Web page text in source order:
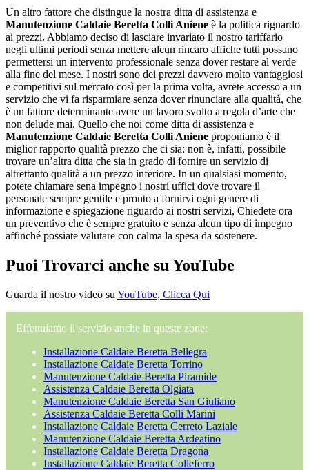
Un altro fattore che distingue la nostra ditta di assistenza e
Manutenzione Caldaie Beretta Colli Aniene è la politica riguardo
ai prezzi. Abbiamo deciso di lasciare invariato il nostro tariffario
negli ultimi periodi senza mettere alcun rincaro affiche tutti possano
permettersi un intervento professionale senza dover restare al verde
alla fine del mese. I nostri sono dei prezzi davvero molto vantaggiosi
e competitivi sul mercato così per la prima volta, avrete accesso a un
servizio che vi fa risparmiare senza dover rinunciare alla qualità, che
è un fattore determinante avere un lavoro svolto a regola d’arte che
non delude mai. Quello che noi come ditta di assistenza e
Manutenzione Caldaie Beretta Colli Aniene proponiamo è il
miglior rapporto qualità prezzo che ci sia: non è, infatti, possibile
trovare un’altra ditta che sia in grado di fornire un servizio di
altrettanto qualità a un prezzo inferiore. In un qualsiasi momento,
potete chiamare sena impegno i nostri uffici dove trovare il
personale sempre gentile e pronto a fornirvi ogni genere di
informazione e spiegazione riguardo ai nostri servizi, Chiedete ora
un preventivo che è sempre gratuito e senza alcun tipo di impegno
affinché possiate valutare con calma la spesa da sostenere.
Puoi Trovarci anche su YouTube
Guarda il nostro video su YouTube, Clicca Qui
Effettuiamo il servizio anche in queste zone:
Installazione Caldaie Beretta Bellegra
Installazione Caldaie Beretta Torrino
Manutenzione Caldaie Beretta Piramide
Assistenza Caldaie Beretta Olgiata
Manutenzione Caldaie Beretta San Giuliano
Assistenza Caldaie Beretta Colli Marini
Installazione Caldaie Beretta Cerreto Laziale
Manutenzione Caldaie Beretta Ardeatino
Installazione Caldaie Beretta Dragona
Installazione Caldaie Beretta Colleferro